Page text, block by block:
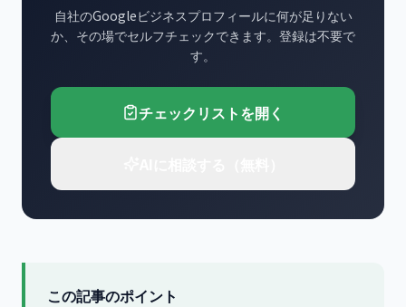
自社のGoogleビジネスプロフィールに何が足りない
か、その場でセルフチェックできます。登録は不要で
す。
チェックリストを開く
この記事のポイント